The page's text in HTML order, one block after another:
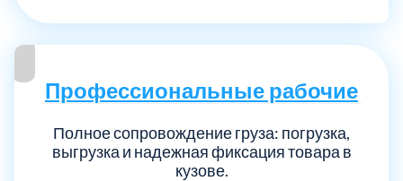
Профессиональные рабочие
Полное сопровождение груза: погрузка,
выгрузка и надежная фиксация товара в
кузове.